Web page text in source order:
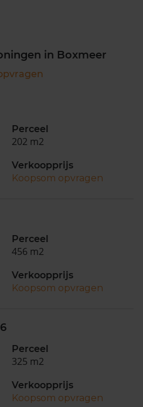
in Boxmeer
Perceel
202 m2
Verkoopprijs
Koopsom opvragen
Perceel
456 m2
Verkoopprijs
Koopsom opvragen
Perceel
325 m2
Verkoopprijs
Koopsom opvragen